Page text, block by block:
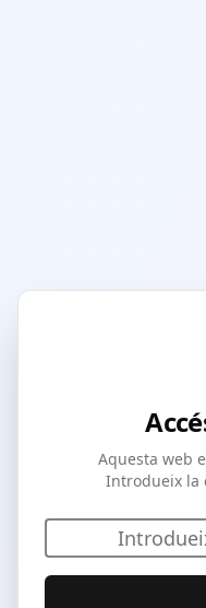
Aquesta web
Introdueix la